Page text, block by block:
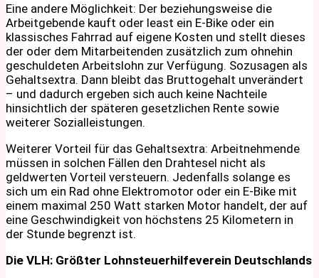
Eine andere Möglichkeit: Der beziehungsweise die
Arbeitgebende kauft oder least ein E-Bike oder ein
klassisches Fahrrad auf eigene Kosten und stellt dieses
der oder dem Mitarbeitenden zusätzlich zum ohnehin
geschuldeten Arbeitslohn zur Verfügung. Sozusagen als
Gehaltsextra. Dann bleibt das Bruttogehalt unverändert
– und dadurch ergeben sich auch keine Nachteile
hinsichtlich der späteren gesetzlichen Rente sowie
weiterer Sozialleistungen.
Weiterer Vorteil für das Gehaltsextra: Arbeitnehmende
müssen in solchen Fällen den Drahtesel nicht als
geldwerten Vorteil versteuern. Jedenfalls solange es
sich um ein Rad ohne Elektromotor oder ein E-Bike mit
einem maximal 250 Watt starken Motor handelt, der auf
eine Geschwindigkeit von höchstens 25 Kilometern in
der Stunde begrenzt ist.
Die VLH: Größter Lohnsteuerhilfeverein Deutschlands